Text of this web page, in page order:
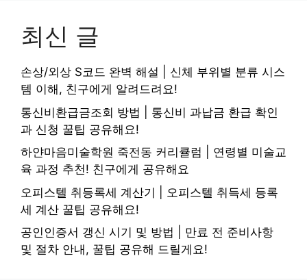
최신 글
손상/외상 S코드 완벽 해설 | 신체 부위별 분류 시스
템 이해, 친구에게 알려드려요!
통신비환급금조회 방법 | 통신비 과납금 환급 확인
과 신청 꿀팁 공유해요!
하얀마음미술학원 죽전동 커리큘럼 | 연령별 미술교
육 과정 추천! 친구에게 공유해요
오피스텔 취등록세 계산기 | 오피스텔 취득세 등록
세 계산 꿀팁 공유해요!
공인인증서 갱신 시기 및 방법 | 만료 전 준비사항
및 절차 안내, 꿀팁 공유해 드릴게요!